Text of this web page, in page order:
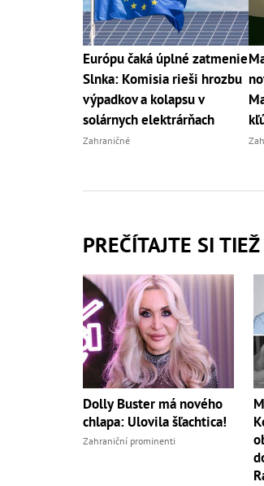
Európu čaká úplné zatmenie
Slnka: Komisia rieši hrozbu
výpadkov a kolapsu v
solárnych elektrárňach
Zahraničné
PREČÍTAJTE SI TIEŽ
Dolly Buster má nového
chlapa: Ulovila šľachtica!
Zahraniční prominenti